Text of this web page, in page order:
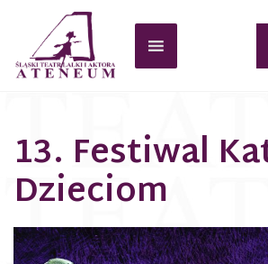
13. Festiwal
Dzieciom